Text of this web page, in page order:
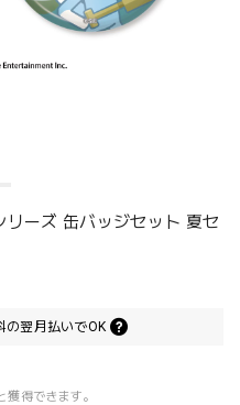
ーズ 缶バッジセット 夏セ
の翌月払いでOK
獲得できます。